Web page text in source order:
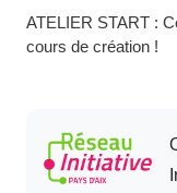
ATELIER START :
cours de création !